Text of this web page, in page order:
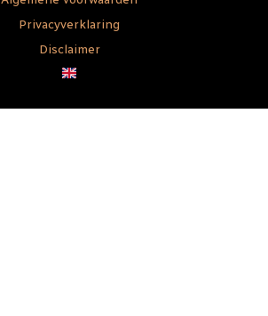
Privacyverklaring
Disclaimer